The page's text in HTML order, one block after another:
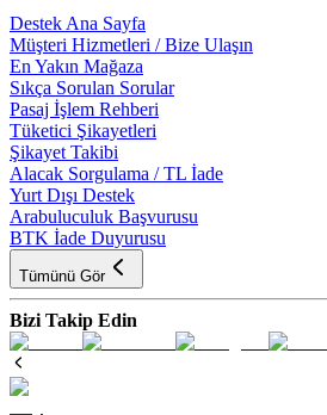
Destek Ana Sayfa
Müşteri Hizmetleri / Bize Ulaşın
En Yakın Mağaza
Sıkça Sorulan Sorular
Pasaj İşlem Rehberi
Tüketici Şikayetleri
Şikayet Takibi
Alacak Sorgulama / TL İade
Yurt Dışı Destek
Arabuluculuk Başvurusu
BTK İade Duyurusu
Tümünü Gör
Bizi Takip Edin